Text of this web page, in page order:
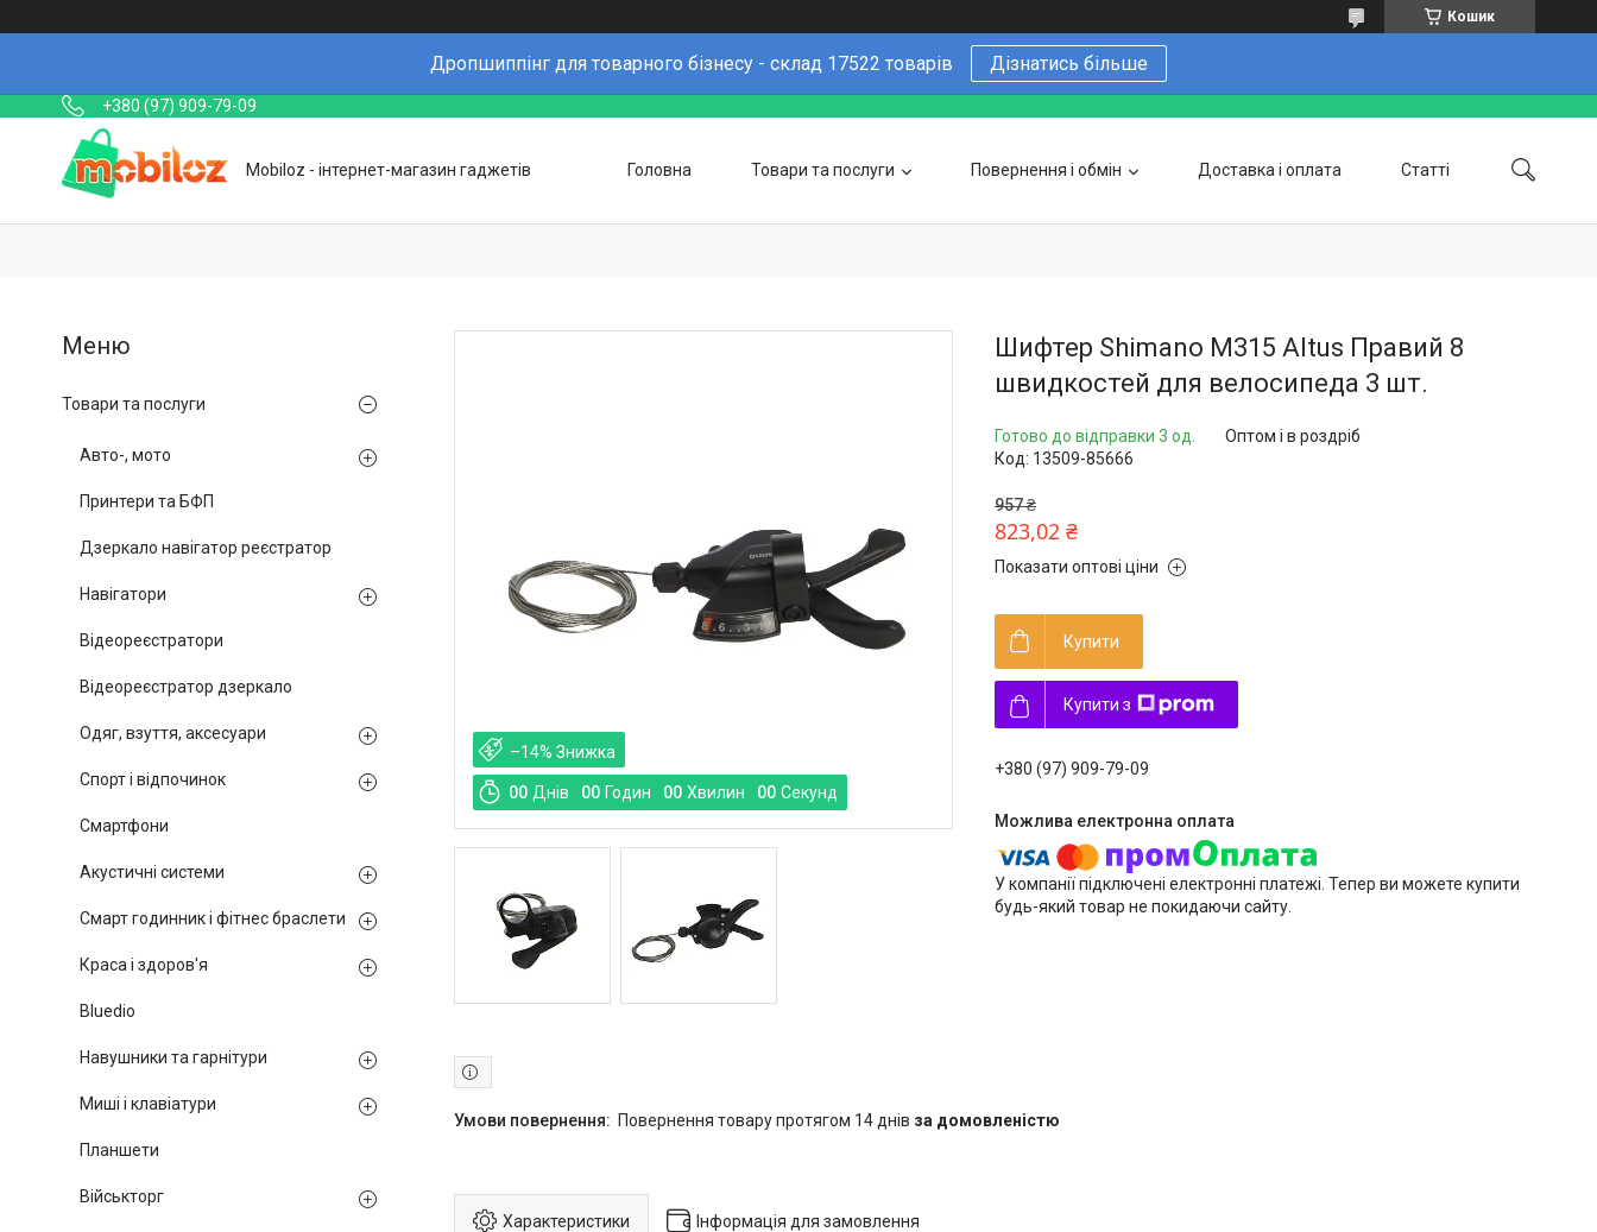
Кошик
Дропшиппінг для товарного бізнесу - склад 17522 товарів Дізнатись більше
+380 (97) 909-79-09
Mobiloz - інтернет-магазин гаджетів Головна Товари та послуги Повернення і обмін Доставка і оплата Статті
Оптовим покупцям Напишіть нам в Telegram Фотогалерея
–14%
00 Днів 00 Годин 00 Хвилин 00 Секунд
Шифтер Shimano M315 Altus Правий 8
швидкостей для велосипеда 3 шт.
Готово до відправки 3 од.
Оптом і в роздріб
Код: 13509-85666
957 ₴
823,02 ₴
Показати оптові ціни
Купити
Купити з
+380 (97) 909-79-09
У компанії підключені електронні платежі. Тепер ви можете купити
будь-який товар не покидаючи сайту.
повернення товару протягом 14 днів за домовленістю
Характеристики Інформація для замовлення
Товари та послуги
Авто-, мото
Принтери та БФП
Дзеркало навігатор реєстратор
Навігатори
Відеореєстратори
Відеореєстратор дзеркало
Одяг, взуття, аксесуари
Спорт і відпочинок
Смартфони
Акустичні системи
Смарт годинник і фітнес браслети
Краса і здоров'я
Bluedio
Навушники та гарнітури
Миші і клавіатури
Планшети
Військторг